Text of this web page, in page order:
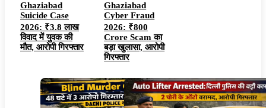
Ghaziabad
Suicide Case
2026: ₹3.8 लाख
विवाद में युवक की
मौत, आरोपी गिरफ्तार
Ghaziabad
Cyber Fraud
2026: ₹800
Crore Scam का
बड़ा खुलासा, आरोपी
गिरफ्तार